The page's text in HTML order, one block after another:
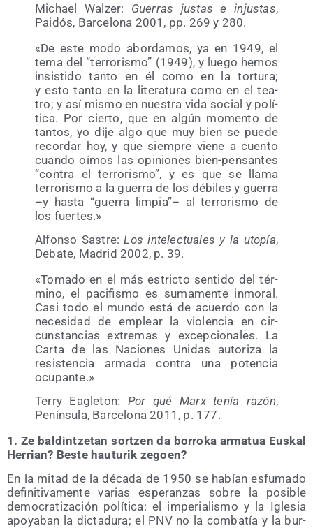
Michael Wal­zer: Gue­rras jus­tas e injus­tas,
Pai­dós, Bar­ce­lo­na 2001, pp. 269 y 280.
«De este modo abor­da­mos, ya en 1949, el
tema del “terro­ris­mo” (1949), y lue­go hemos
insis­ti­do tan­to en él como en la tor­tu­ra;
y esto tan­to en la lite­ra­tu­ra como en el tea­
tro; y así mis­mo en nues­tra vida social y polí­
ti­ca. Por cier­to, que en algún momen­to de
tan­tos, yo dije algo que muy bien se pue­de
recor­dar hoy, y que siem­pre vie­ne a cuen­to
cuan­do oímos las opi­nio­nes bien-pen­san­tes
“con­tra el terro­ris­mo”, y es que se lla­ma
terro­ris­mo a la gue­rra de los débi­les y gue­rra
–y has­ta “gue­rra lim­pia”– al terro­ris­mo de
los fuertes.»
Alfon­so Sas­tre:Los inte­lec­tua­les y la uto­pía,
Deba­te, Madrid 2002, p. 39.
«Toma­do en el más estric­to sen­ti­do del tér­
mino, el paci­fis­mo es suma­men­te inmo­ral.
Casi todo el mun­do está de acuer­do con la
nece­si­dad de emplear la vio­len­cia en cir­
cuns­tan­cias extre­mas y excep­cio­na­les. La
Car­ta de las Nacio­nes Uni­das auto­ri­za la
resis­ten­cia arma­da con­tra una poten­cia
ocupante.»
Terry Eagle­ton: Por qué Marx tenía razón,
Penín­su­la, Bar­ce­lo­na 2011, p. 177.
1. Ze bal­din­tze­tan sor­tzen da borro­ka arma­tua Eus­kal
Herrian? Bes­te hau­tu­rik zegoen?
En la mitad de la déca­da de 1950 se habían esfu­ma­do
defi­ni­ti­va­men­te varias espe­ran­zas sobre la posi­ble
demo­cra­ti­za­ción polí­ti­ca: el impe­ria­lis­mo y la Igle­sia
apo­ya­ban la dic­ta­du­ra; el PNV no la com­ba­tía y la bur­